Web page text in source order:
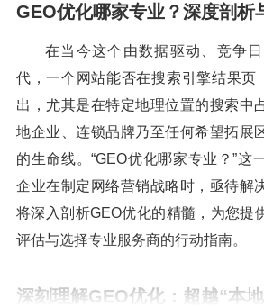
GEO优化哪家专业？深度剖析
在当今这个由数据驱动、竞争
代，一个网站能否在搜索引擎结果页
出，尤其是在特定地理位置的搜索中
地企业、连锁品牌乃至任何希望拓展
的生命线。“GEO优化哪家专业？”这
企业在制定网络营销战略时，亟待解
将深入剖析GEO优化的精髓，为您提
评估与选择专业服务商的行动指南。
深刻理解GEO优化：超越“本